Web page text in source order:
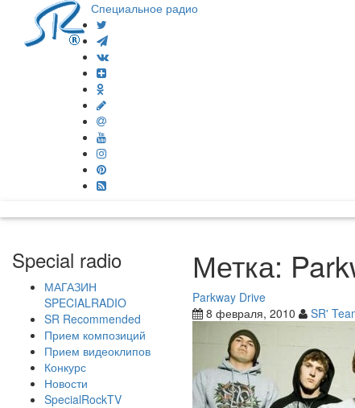
Специальное радио
Special radio
МАГАЗИН
SPECIALRADIO
SR Recommended
Прием композиций
Прием видеоклипов
Конкурс
Новости
SpecialRockTV
Метка:
Parkway Drive
8 февраля, 2010
SR'